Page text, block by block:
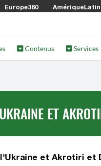
Europe360
Contenus Services
ET
et Akrotiri et